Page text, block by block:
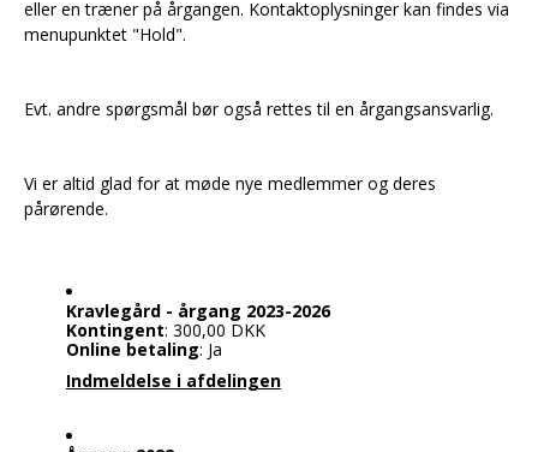
eller en træner på årgangen. Kontaktoplysninger kan findes via
menupunktet "Hold".
Evt. andre spørgsmål bør også rettes til en årgangsansvarlig.
Vi er altid glad for at møde nye medlemmer og deres
pårørende.
Kravlegård - årgang 2023-2026
Kontingent: 300,00 DKK
Online betaling: Ja
Indmeldelse i afdelingen